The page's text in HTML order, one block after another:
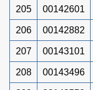
205 00142601
206 00142882
207 00143101
208 00143496